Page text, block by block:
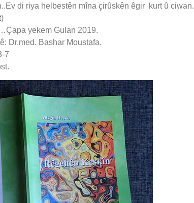
di riya helbestên mîna çirûskên êgir kurt û ciwan.
yekem Gulan 2019.
Dr.med. Bashar Moustafa.
7